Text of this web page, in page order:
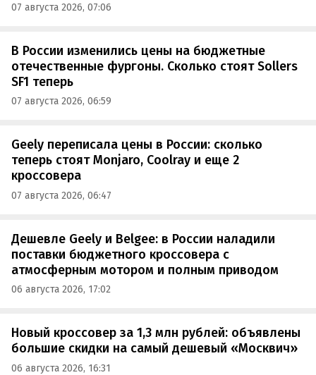
07 августа 2026, 07:06
В России изменились цены на бюджетные
отечественные фургоны. Сколько стоят Sollers
SF1 теперь
07 августа 2026, 06:59
Geely переписала цены в России: сколько
теперь стоят Monjaro, Coolray и еще 2
кроссовера
07 августа 2026, 06:47
Дешевле Geely и Belgee: в России наладили
поставки бюджетного кроссовера с
атмосферным мотором и полным приводом
06 августа 2026, 17:02
Новый кроссовер за 1,3 млн рублей: объявлены
большие скидки на самый дешевый «Москвич»
06 августа 2026, 16:31